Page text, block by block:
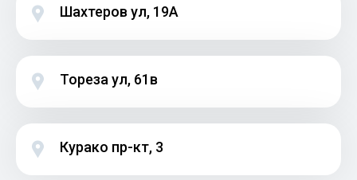
Шахтеров ул, 19А
Тореза ул, 61в
Курако пр-кт, 3